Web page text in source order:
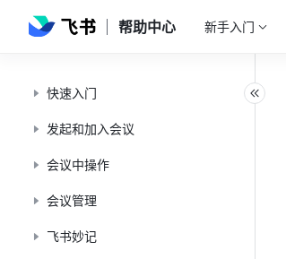
帮助中心 新手入门
快速入门
发起和加入会议
会议中操作
会议管理
飞书妙记